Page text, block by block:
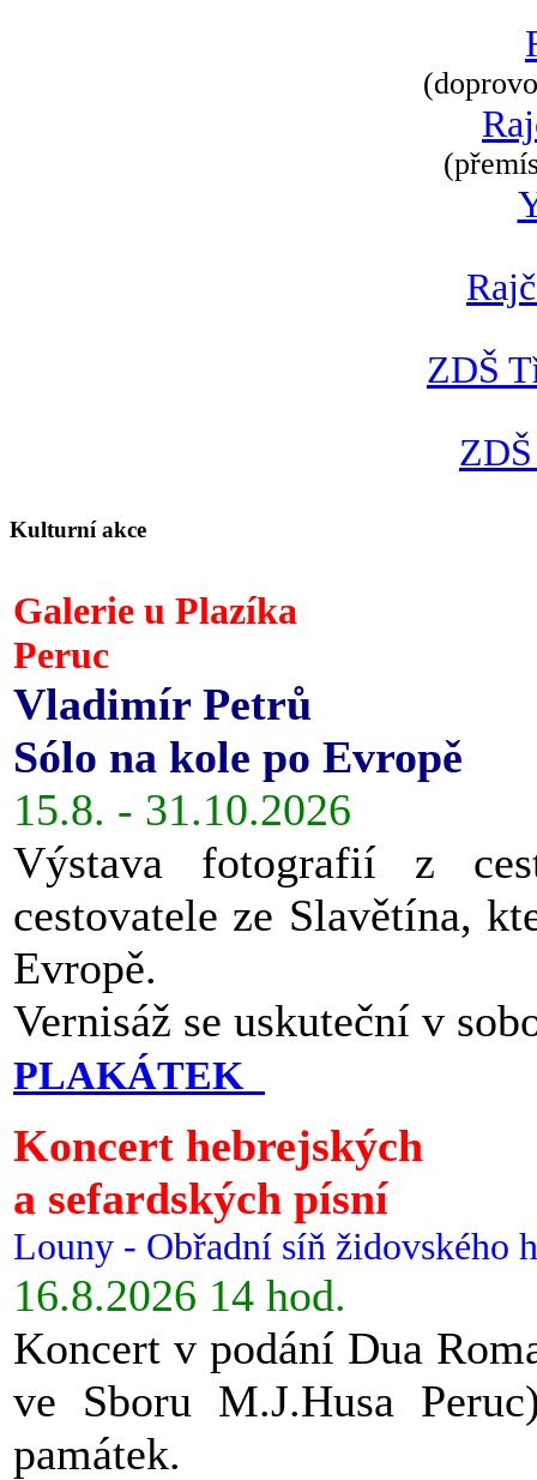
ZDŠ
Kulturní akce
Galerie u Plazíka
Peruc
Vladimír Petrů
Sólo na kole po Evropě
15.8. - 31.10.2026
Výstava fotografií z
cestovatele ze Slavětína,
Evropě.
Vernisáž se uskuteční v
PLAKÁTEK
Koncert hebrejských
a sefardských písní
Louny - Obřadní síň židovského
16.8.2026 14 hod.
Koncert v podání Dua
ve Sboru M.J.Husa
památek.